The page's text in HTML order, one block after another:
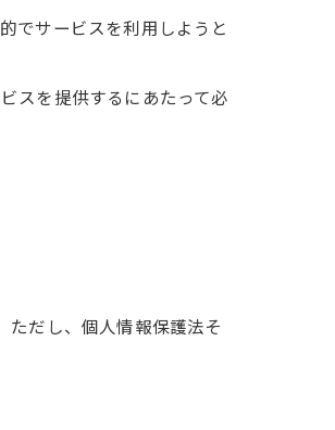
でサービスを利用しようと
スを提供するにあたって必
ただし、個人情報保護法そ